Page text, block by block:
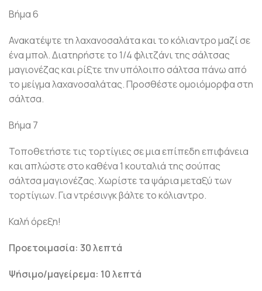
Βήμα 6
Ανακατέψτε τη λαχανοσαλάτα και το κόλιαντρο μαζί σε
ένα μπολ. Διατηρήστε το 1/4 φλιτζάνι της σάλτσας
μαγιονέζας και ρίξτε την υπόλοιπο σάλτσα πάνω από
το μείγμα λαχανοσαλάτας. Προσθέστε ομοιόμορφα στη
σάλτσα.
Βήμα 7
Τοποθετήστε τις τορτίγιες σε μια επίπεδη επιφάνεια
και απλώστε στο καθένα 1 κουταλιά της σούπας
σάλτσα μαγιονέζας. Χωρίστε τα ψάρια μεταξύ των
τορτίγιων. Για ντρέσινγκ βάλτε το κόλιαντρο.
Καλή όρεξη!
Προετοιμασία: 30 λεπτά
Ψήσιμο/μαγείρεμα: 10 λεπτά